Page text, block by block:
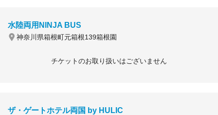
水陸両用NINJA BUS
神奈川県箱根町元箱根139箱根園
チケットのお取り扱いはございません
ザ・ゲートホテル両国 by HULIC